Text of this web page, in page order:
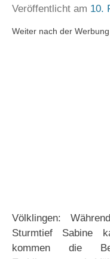
Veröffentlicht am 10.
Weiter nach der Werbung
Völklingen:
Sturmtief Sabine
kommen die